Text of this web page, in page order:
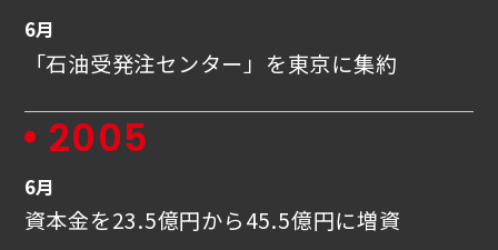
6月
「石油受発注センター」を東京に集約
2005
6月
資本金を23.5億円から45.5億円に増資